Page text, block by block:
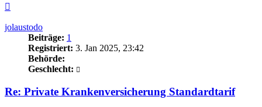
jolaustodo
Beiträge: 1
Registriert: 3. Jan 2025, 23:42
Behörde:
Geschlecht:
Re: Private Krankenversicherung Standardtarif